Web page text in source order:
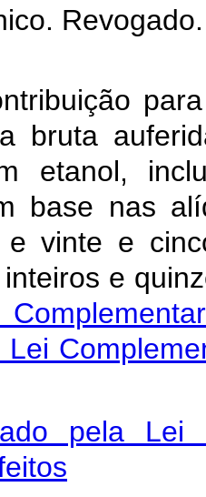
bruta
etanol,
base nas
e vinte e
e
Lei
pela Lei